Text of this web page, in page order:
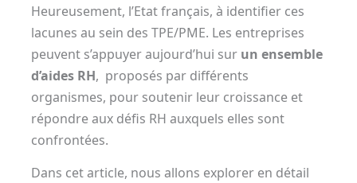
Heureusement, l’Etat français, à identifier ces
lacunes au sein des TPE/PME. Les entreprises
peuvent s’appuyer aujourd’hui sur un ensemble
d’aides RH, proposés par différents
organismes, pour soutenir leur croissance et
répondre aux défis RH auxquels elles sont
confrontées.
Dans cet article, nous allons explorer en détail